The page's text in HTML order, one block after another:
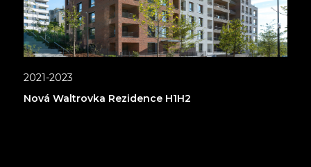
2021-2023
Nová Waltrovka Rezidence H1H2